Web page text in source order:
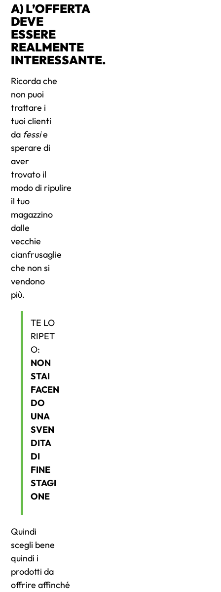
A) L’OFFERTA
DEVE
ESSERE
REALMENTE
INTERESSANTE.
Ricorda che
non puoi
trattare i
tuoi clienti
da fessie
sperare di
aver
trovato il
modo di ripulire
il tuo
magazzino
dalle
vecchie
cianfrusaglie
che non si
vendono
più.
TE LO
RIPET
O:
NON
STAI
FACEN
DO
UNA
SVEN
DITA
DI
FINE
STAGI
ONE
Quindi
scegli bene
quindi i
prodotti da
offrire affinché